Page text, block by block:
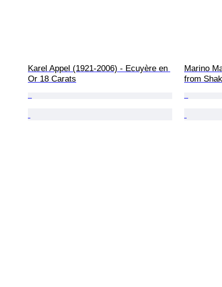
Karel Appel (1921-2006) - Ecuyère en
Or 18 Carats
Marino
from